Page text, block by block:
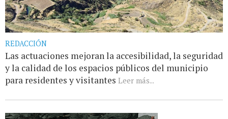
REDACCIÓN
Las actuaciones mejoran la accesibilidad, la seguridad
y la calidad de los espacios públicos del municipio
para residentes y visitantes Leer más...